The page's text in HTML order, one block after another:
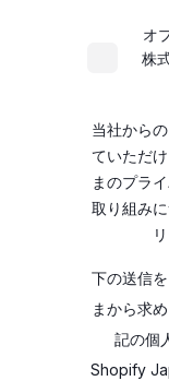
オ
株
当社から
ていただ
まのプラ
取り組み
下の送信
まから求
記の個
Shopify